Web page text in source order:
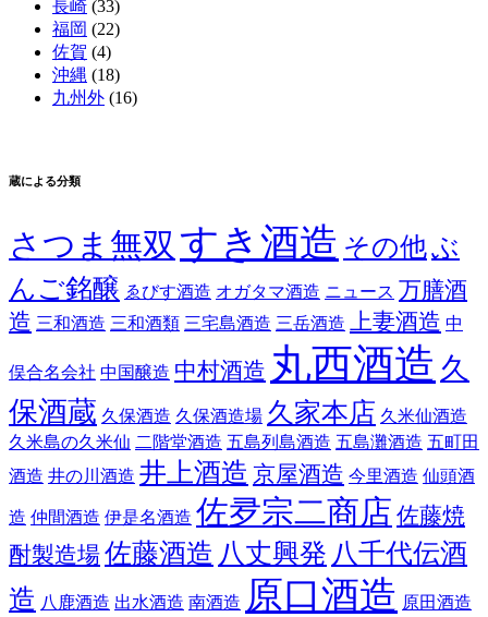
長崎 (33)
福岡 (22)
佐賀 (4)
沖縄 (18)
九州外 (16)
蔵による分類
さつま無双 すき酒造 その他ぶ
んご銘醸 ゑびす酒造 オガタマ酒造 ニュース 万膳酒
造 三和酒造 三和酒類 三宅島酒造 三岳酒造 上妻酒造 中
俣合名会社 中国醸造 中村酒造 丸西酒造 久
保酒蔵 久保酒造 久保酒造場 久家本店 久米仙酒造
久米島の久米仙 二階堂酒造 五島列島酒造 五島灘酒造 五町田
酒造 井の川酒造 井上酒造 京屋酒造 今里酒造 仙頭酒
造 仲間酒造 伊是名酒造 佐夛宗二商店 佐藤焼
酎製造場佐藤酒造 八丈興発 八千代伝酒
造 八鹿酒造 出水酒造 南酒造 原口酒造 原田酒造